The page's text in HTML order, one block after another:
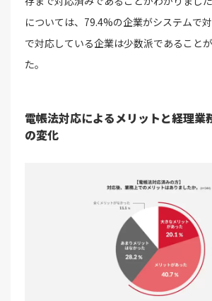
については、79.4%の企業がシステムで
で対応している企業は少数派であること
た。
電帳法対応によるメリットと経理業
の変化